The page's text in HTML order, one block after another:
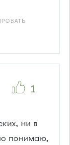
ни в
понимаю,
1